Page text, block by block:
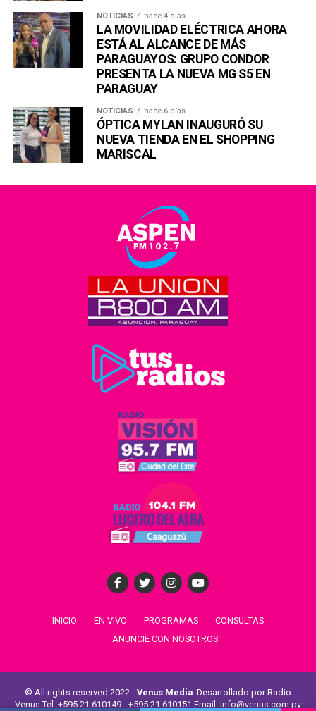
NOTICIAS hace 4 días
LA MOVILIDAD ELÉCTRICA AHORA
ESTÁ AL ALCANCE DE MÁS
PARAGUAYOS: GRUPO CONDOR
PRESENTA LA NUEVA MG S5 EN
PARAGUAY
NOTICIAS hace 6 días
ÓPTICA MYLAN INAUGURÓ SU
NUEVA TIENDA EN EL SHOPPING
MARISCAL
INICIO EN VIVO PROGRAMAS
CONSULTAS
ANUNCIE CON NOSOTROS
© All rights reserved 2022 - Venus Media. Desarrollado por Radio
Venus Tel: +595 21 610149 - +595 21 610151 Email: info@venus.com.py